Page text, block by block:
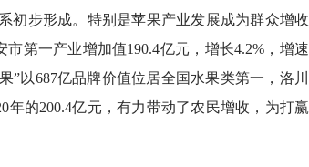
初步形成。特别是苹果产业发展成为群众增收
市第一产业增加值190.4亿元，增长4.2%，增速
以687亿品牌价值位居全国水果类第一，洛川
年的200.4亿元，有力带动了农民增收，为打赢